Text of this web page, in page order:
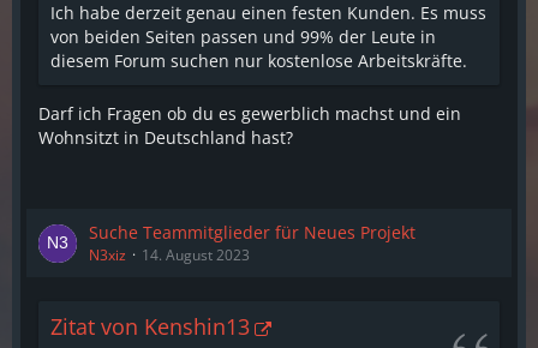
Ich habe derzeit genau einen festen Kunden. Es muss
von beiden Seiten passen und 99% der Leute in
diesem Forum suchen nur kostenlose Arbeitskräfte.
Darf ich Fragen ob du es gewerblich machst und ein
Wohnsitzt in Deutschland hast?
Suche Teammitglieder für Neues Projekt
N3xiz 14. August 2023
Zitat von Kenshin13